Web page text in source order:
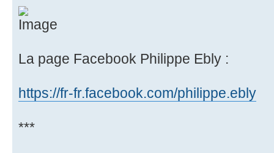
La page Facebook Philippe Ebly :
https://fr-fr.facebook.com/philippe.ebly
***